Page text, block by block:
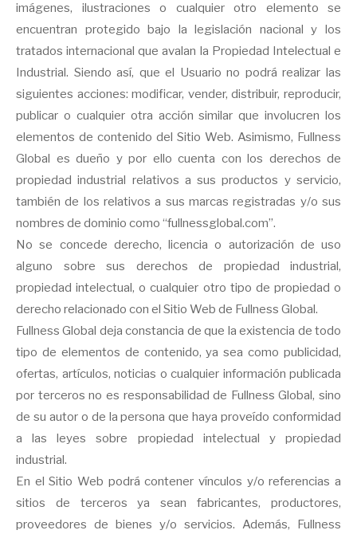
imágenes, ilustraciones o cualquier otro elemento se
encuentran protegido bajo la legislación nacional y los
tratados internacional que avalan la Propiedad Intelectual e
Industrial. Siendo así, que el Usuario no podrá realizar las
siguientes acciones: modificar, vender, distribuir, reproducir,
publicar o cualquier otra acción similar que involucren los
elementos de contenido del Sitio Web. Asimismo, Fullness
Global es dueño y por ello cuenta con los derechos de
propiedad industrial relativos a sus productos y servicio,
también de los relativos a sus marcas registradas y/o sus
nombres de dominio como “fullnessglobal.com”.
No se concede derecho, licencia o autorización de uso
alguno sobre sus derechos de propiedad industrial,
propiedad intelectual, o cualquier otro tipo de propiedad o
derecho relacionado con el Sitio Web de Fullness Global.
Fullness Global deja constancia de que la existencia de todo
tipo de elementos de contenido, ya sea como publicidad,
ofertas, artículos, noticias o cualquier información publicada
por terceros no es responsabilidad de Fullness Global, sino
de su autor o de la persona que haya proveído conformidad
a las leyes sobre propiedad intelectual y propiedad
industrial.
En el Sitio Web podrá contener vínculos y/o referencias a
sitios de terceros ya sean fabricantes, productores,
proveedores de bienes y/o servicios. Además, Fullness